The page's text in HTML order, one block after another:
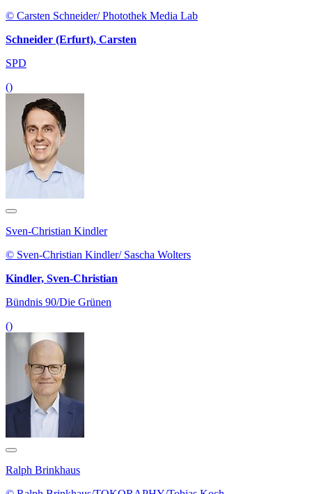
© Carsten Schneider/ Photothek Media Lab
Schneider (Erfurt), Carsten
SPD
()
Sven-Christian Kindler
© Sven-Christian Kindler/ Sascha Wolters
Kindler, Sven-Christian
Bündnis 90/Die Grünen
()
Ralph Brinkhaus